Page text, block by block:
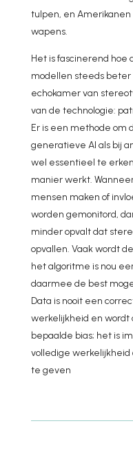
tulpen, en
wapens.
Het is fascinerend
modellen steeds
echokamer van
van de technologie:
Er is een methode om
generatieve AI als bij
wel essentieel te
manier werkt.
mensen maken of
worden gemonitord,
minder opvalt dat
opvallen. Vaak wordt
het algoritme is nou
daarmee de best
Data is nooit een
werkelijkheid en
bepaalde bias; het is
volledige
te geven